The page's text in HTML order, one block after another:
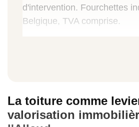
d'intervention. Fourchettes
Belgique, TVA comprise.
Nettoyage +
La toiture comme
valorisation